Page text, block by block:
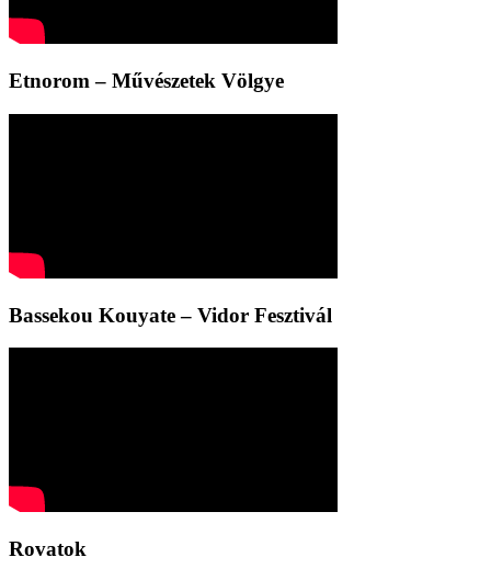
Etnorom – Művészetek Völgye
Bassekou Kouyate – Vidor Fesztivál
Rovatok